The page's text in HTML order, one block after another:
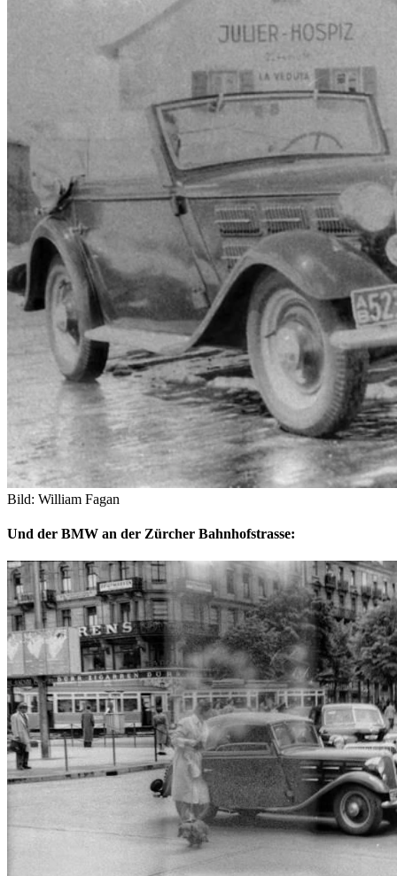
Bild: William Fagan
Und der BMW an der Zürcher Bahnhofstrasse: